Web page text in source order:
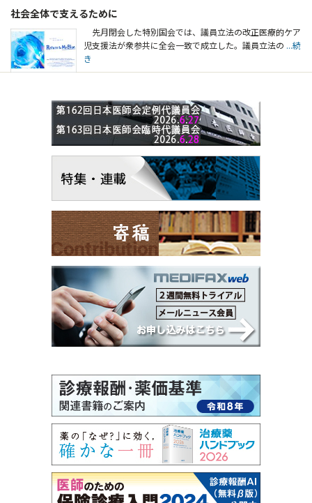
社会全体で支えるために
先月閉会した特別国会では、議員立法の改正医療的ケア
児支援法が衆参共に全会一致で成立した。議員立法の ...続
き